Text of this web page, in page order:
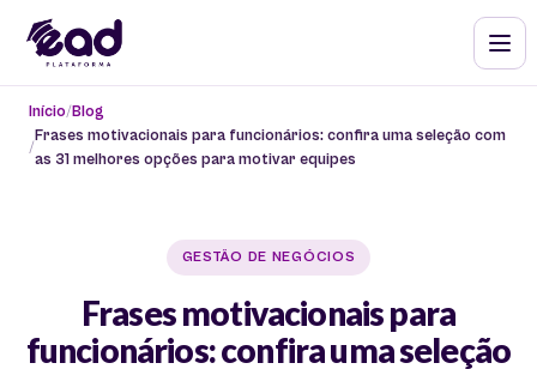
Início Blog
Frases motivacionais para funcionários: confira uma seleção com
as 31 melhores opções para motivar equipes
GESTÃO DE NEGÓCIOS
Frases motivacionais para
funcionários: confira uma seleção